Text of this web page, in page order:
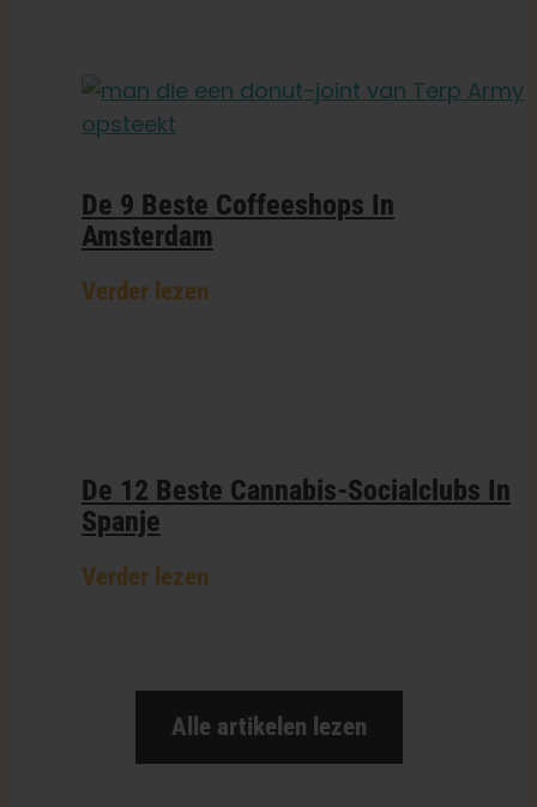
De 9 Beste Coffeeshops In
Amsterdam
Verder lezen
De 12 Beste Cannabis-Socialclubs In
Spanje
Verder lezen
Alle artikelen lezen